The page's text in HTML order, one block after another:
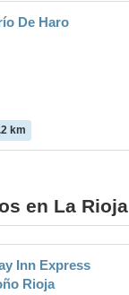
De Haro
km
en La Rioja
Inn Express
Rioja